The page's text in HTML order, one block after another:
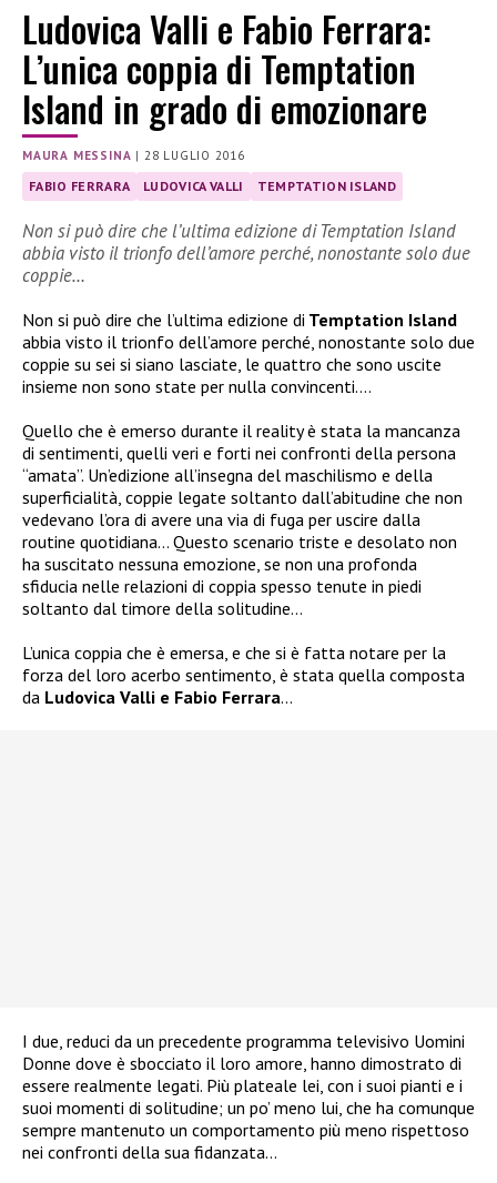
Ludovica Valli e Fabio Ferrara:
L’unica coppia di Temptation
Island in grado di emozionare
MAURA MESSINA | 28 LUGLIO 2016
FABIO FERRARA LUDOVICA VALLI TEMPTATION ISLAND
Non si può dire che l’ultima edizione di Temptation Island
abbia visto il trionfo dell’amore perché, nonostante solo due
coppie…
Non si può dire che l’ultima edizione di Temptation Island
abbia visto il trionfo dell’amore perché, nonostante solo due
coppie su sei si siano lasciate, le quattro che sono uscite
insieme non sono state per nulla convincenti….
Quello che è emerso durante il reality è stata la mancanza
di sentimenti, quelli veri e forti nei confronti della persona
“amata”. Un’edizione all’insegna del maschilismo e della
superficialità, coppie legate soltanto dall’abitudine che non
vedevano l’ora di avere una via di fuga per uscire dalla
routine quotidiana… Questo scenario triste e desolato non
ha suscitato nessuna emozione, se non una profonda
sfiducia nelle relazioni di coppia spesso tenute in piedi
soltanto dal timore della solitudine…
L’unica coppia che è emersa, e che si è fatta notare per la
forza del loro acerbo sentimento, è stata quella composta
da Ludovica Valli e Fabio Ferrara…
I due, reduci da un precedente programma televisivo Uomini
Donne dove è sbocciato il loro amore, hanno dimostrato di
essere realmente legati. Più plateale lei, con i suoi pianti e i
suoi momenti di solitudine; un po’ meno lui, che ha comunque
sempre mantenuto un comportamento più meno rispettoso
nei confronti della sua fidanzata…